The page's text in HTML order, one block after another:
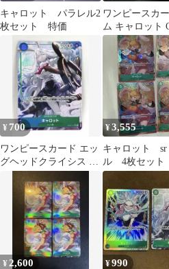
キャロット パラレル2
枚セット 特価
ワンピースカ
ム キャロット
023 SR パラレ
¥ 700
ワンピースカード エッ
グヘッドクライシス キ
¥3,555
キャロット sr
ル 4枚セッ
ースカード
¥ 2,600 ¥990